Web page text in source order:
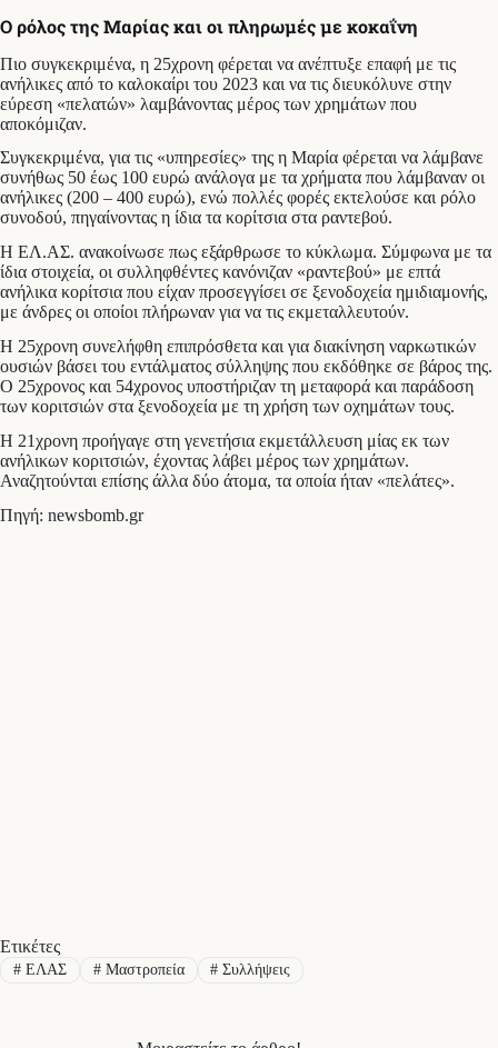
Ο ρόλος της Μαρίας και οι πληρωμές με κοκαΐνη
Πιο συγκεκριμένα, η 25χρονη φέρεται να ανέπτυξε επαφή με τις
ανήλικες από το καλοκαίρι του 2023 και να τις διευκόλυνε στην
εύρεση «πελατών» λαμβάνοντας μέρος των χρημάτων που
αποκόμιζαν.
Συγκεκριμένα, για τις «υπηρεσίες» της η Μαρία φέρεται να λάμβανε
συνήθως 50 έως 100 ευρώ ανάλογα με τα χρήματα που λάμβαναν οι
ανήλικες (200 – 400 ευρώ), ενώ πολλές φορές εκτελούσε και ρόλο
συνοδού, πηγαίνοντας η ίδια τα κορίτσια στα ραντεβού.
Η ΕΛ.ΑΣ. ανακοίνωσε πως εξάρθρωσε το κύκλωμα. Σύμφωνα με τα
ίδια στοιχεία, οι συλληφθέντες κανόνιζαν «ραντεβού» με επτά
ανήλικα κορίτσια που είχαν προσεγγίσει σε ξενοδοχεία ημιδιαμονής,
με άνδρες οι οποίοι πλήρωναν για να τις εκμεταλλευτούν.
Η 25χρονη συνελήφθη επιπρόσθετα και για διακίνηση ναρκωτικών
ουσιών βάσει του εντάλματος σύλληψης που εκδόθηκε σε βάρος της.
Ο 25χρονος και 54χρονος υποστήριζαν τη μεταφορά και παράδοση
των κοριτσιών στα ξενοδοχεία με τη χρήση των οχημάτων τους.
Η 21χρονη προήγαγε στη γενετήσια εκμετάλλευση μίας εκ των
ανήλικων κοριτσιών, έχοντας λάβει μέρος των χρημάτων.
Αναζητούνται επίσης άλλα δύο άτομα, τα οποία ήταν «πελάτες».
Πηγή: newsbomb.gr
Ετικέτες
#ΕΛΑΣ #Μαστροπεία # Συλλήψεις